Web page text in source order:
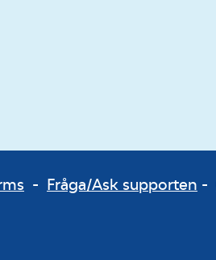
- Fråga/Ask supporten -